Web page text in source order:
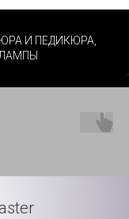
И ПЕДИКЮРА,